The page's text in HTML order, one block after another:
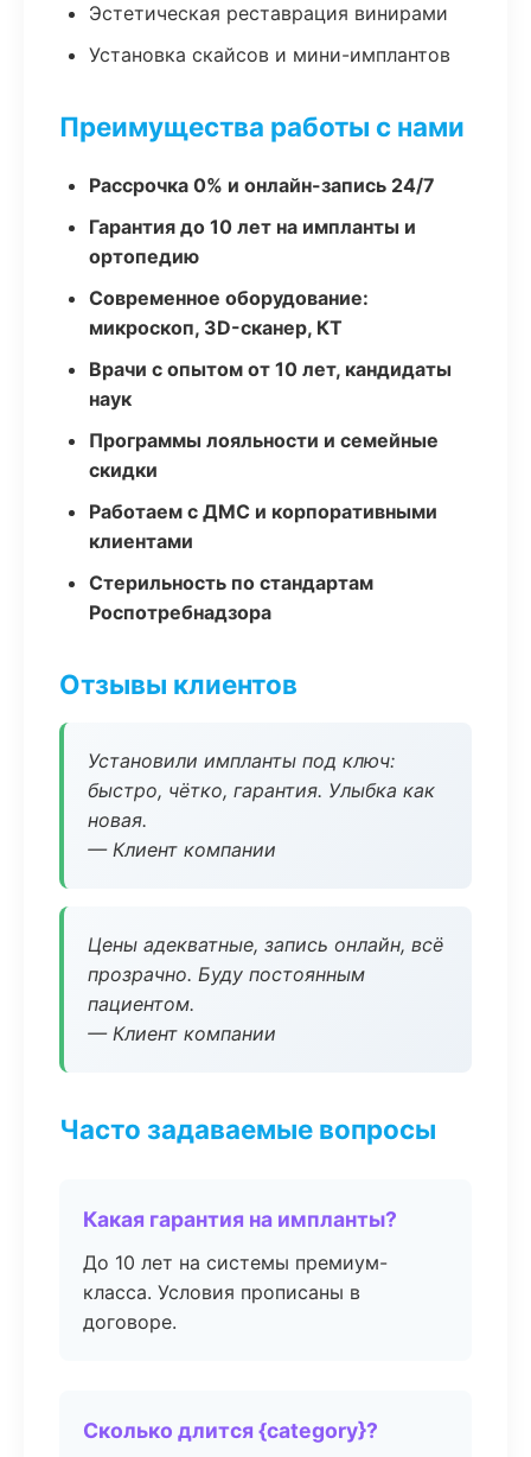
Эстетическая реставрация винирами
Установка скайсов и мини-имплантов
Преимущества работы с нами
Рассрочка 0% и онлайн-запись 24/7
Гарантия до 10 лет на импланты и
ортопедию
Современное оборудование:
микроскоп, 3D-сканер, КТ
Врачи с опытом от 10 лет, кандидаты
наук
Программы лояльности и семейные
скидки
Работаем с ДМС и корпоративными
клиентами
Стерильность по стандартам
Роспотребнадзора
Отзывы клиентов
Установили импланты под ключ:
быстро, чётко, гарантия. Улыбка как
новая.
— Клиент компании
Цены адекватные, запись онлайн, всё
прозрачно. Буду постоянным
пациентом.
— Клиент компании
Часто задаваемые вопросы
Какая гарантия на импланты?
До 10 лет на системы премиум-
класса. Условия прописаны в
договоре.
Сколько длится {category}?